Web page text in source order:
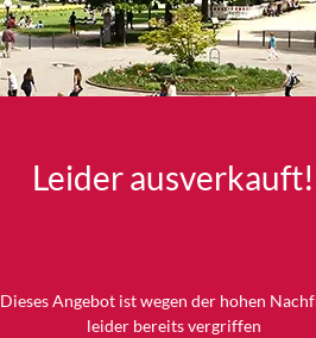
Leider ausverkauft!
Dieses Angebot ist wegen der hohen
leider bereits vergriffen